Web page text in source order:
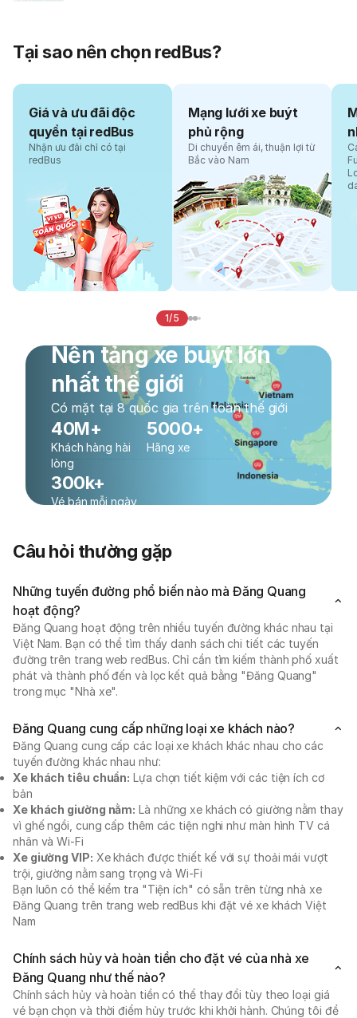
Tại sao nên chọn redBus?
Giá và ưu đãi độc
quyền tại redBus
Nhận ưu đãi chỉ có tại
redBus
Mạng lưới xe buýt
phủ rộng
Di chuyển êm ái, thuận lợi từ
Bắc vào Nam
1/5
Nền tảng xe buýt lớn
nhất thế giới
Có mặt tại 8 quốc gia trên toàn thế giới
40M+
Khách hàng hài
lòng
5000+
Hãng xe
300k+
Vé bán mỗi ngày
Câu hỏi thường gặp
Những tuyến đường phổ biến nào mà Đăng Quang
hoạt động?
Đăng Quang hoạt động trên nhiều tuyến đường khác nhau tại
Việt Nam. Bạn có thể tìm thấy danh sách chi tiết các tuyến
đường trên trang web redBus. Chỉ cần tìm kiếm thành phố xuất
phát và thành phố đến và lọc kết quả bằng "Đăng Quang"
trong mục "Nhà xe".
Đăng Quang cung cấp những loại xe khách nào?
Đăng Quang cung cấp các loại xe khách khác nhau cho các
tuyến đường khác nhau như:
Xe khách tiêu chuẩn: Lựa chọn tiết kiệm với các tiện ích cơ
bản
Xe khách giường nằm: Là những xe khách có giường nằm thay
vì ghế ngồi, cung cấp thêm các tiện nghi như màn hình TV cá
nhân và Wi-Fi
Xe giường VIP: Xe khách được thiết kế với sự thoải mái vượt
trội, giường nằm sang trọng và Wi-Fi
Bạn luôn có thể kiểm tra "Tiện ích" có sẵn trên từng nhà xe
Đăng Quang trên trang web redBus khi đặt vé xe khách Việt
Nam
Chính sách hủy và hoàn tiền cho đặt vé của nhà xe
Đăng Quang như thế nào?
Chính sách hủy và hoàn tiền có thể thay đổi tùy theo loại giá
vé bạn chọn và thời điểm hủy trước khi khởi hành. Chúng tôi đề